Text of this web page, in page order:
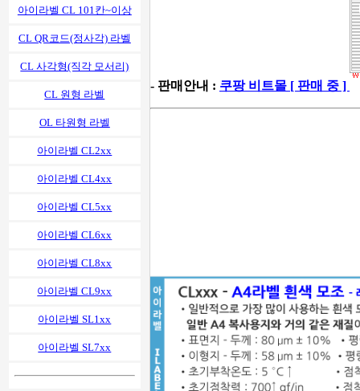
아이라벨 CL 101칸~이상
CL QR코드(정사각) 라벨
CL 사각형(직각 모서리)
CL 원형 라벨
OL 타원형 라벨
아이라벨 CL2xx
아이라벨 CL4xx
아이라벨 CL5xx
아이라벨 CL6xx
아이라벨 CL8xx
아이라벨 CL9xx
아이라벨 SL1xx
아이라벨 SL7xx
- 판매안내 : 쿠팡 비트몰 [ 판매 중 ]